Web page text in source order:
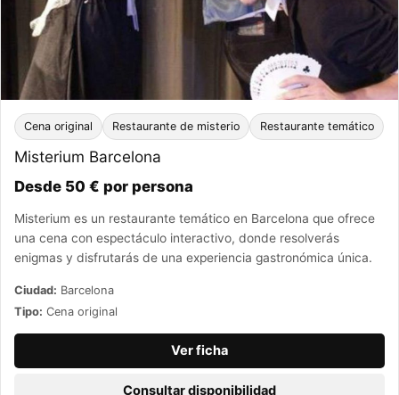
Cena original Restaurante de misterio Restaurante temático
Misterium Barcelona
Desde 50 € por persona
Misterium es un restaurante temático en Barcelona que ofrece
una cena con espectáculo interactivo, donde resolverás
enigmas y disfrutarás de una experiencia gastronómica única.
Ciudad: Barcelona
Tipo: Cena original
Ver ficha
Consultar disponibilidad